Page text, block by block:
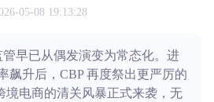
05-08 19:13:28
管早已从偶发演变为常态化。进
飙升后，CBP 再度祭出更严厉的
境电商的清关风暴正式来袭，无